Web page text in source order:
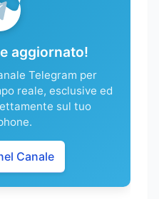
aggiornato!
Telegram per
reale, esclusive ed
sul tuo
Canale